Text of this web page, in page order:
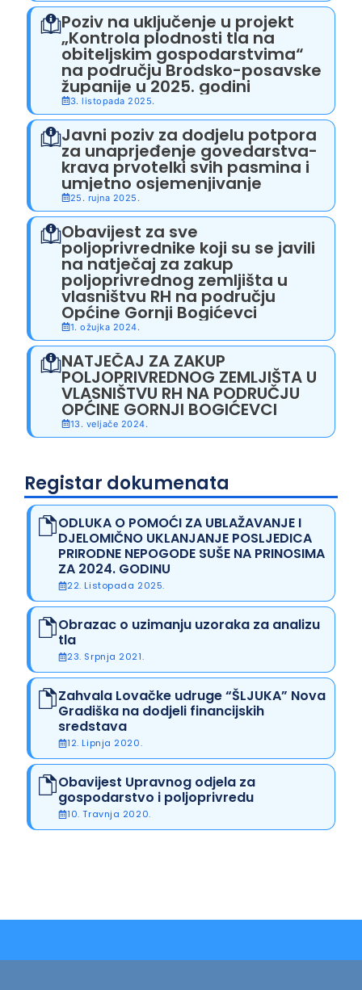
Poziv na uključenje u projekt
„Kontrola plodnosti tla na
obiteljskim gospodarstvima“
na području Brodsko-posavske
županije u 2025. godini
3. listopada 2025.
Javni poziv za dodjelu potpora
za unaprjeđenje govedarstva-
krava prvotelki svih pasmina i
umjetno osjemenjivanje
25. rujna 2025.
Obavijest za sve
poljoprivrednike koji su se javili
na natječaj za zakup
poljoprivrednog zemljišta u
vlasništvu RH na području
Općine Gornji Bogićevci
1. ožujka 2024.
NATJEČAJ ZA ZAKUP
POLJOPRIVREDNOG ZEMLJIŠTA U
VLASNIŠTVU RH NA PODRUČJU
OPĆINE GORNJI BOGIĆEVCI
13. veljače 2024.
Registar dokumenata
ODLUKA O POMOĆI ZA UBLAŽAVANJE I
DJELOMIČNO UKLANJANJE POSLJEDICA
PRIRODNE NEPOGODE SUŠE NA PRINOSIMA
ZA 2024. GODINU
22. Listopada 2025.
Obrazac o uzimanju uzoraka za analizu
tla
23. Srpnja 2021.
Zahvala Lovačke udruge “ŠLJUKA” Nova
Gradiška na dodjeli financijskih
sredstava
12. Lipnja 2020.
Obavijest Upravnog odjela za
gospodarstvo i poljoprivredu
10. Travnja 2020.